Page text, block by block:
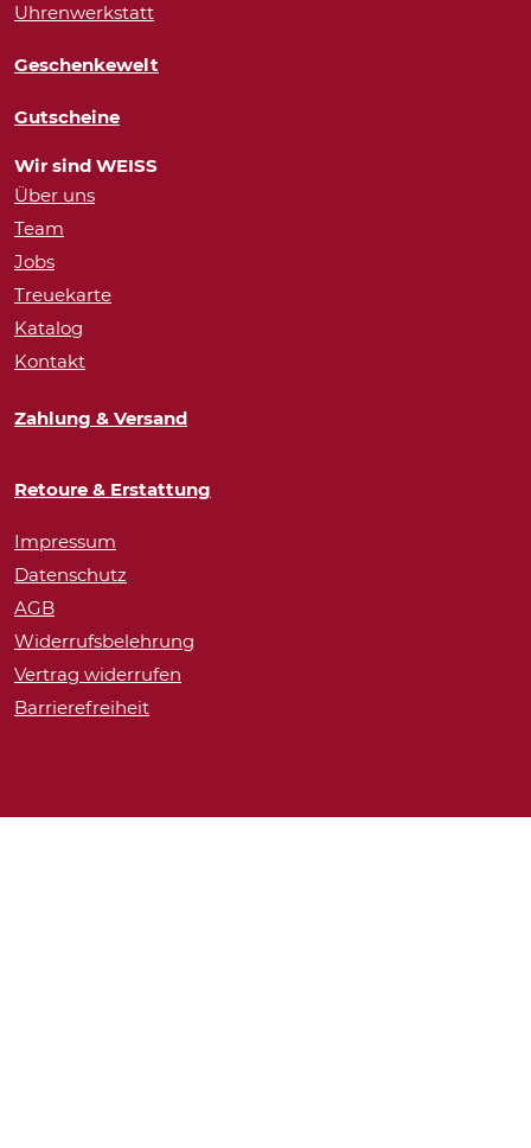
Uhrenwerkstatt
Geschenkewelt
Gutscheine
Wir sind WEISS
Über uns
Team
Jobs
Treuekarte
Katalog
Kontakt
Zahlung & Versand
Retoure & Erstattung
Impressum
Datenschutz
AGB
Widerrufsbelehrung
Vertrag widerrufen
Barrierefreiheit